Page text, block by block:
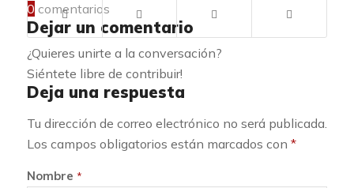
0 comentarios
Dejar un comentario
¿Quieres unirte a la conversación?
Siéntete libre de contribuir!
Deja una respuesta
Tu dirección de correo electrónico no será publicada.
Los campos obligatorios están marcados con *
Nombre *